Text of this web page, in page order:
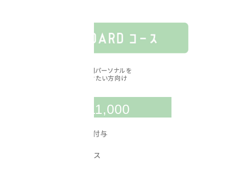
月2回パーソナルを
受けたい方向け
11,000
付与
プロテインサービス